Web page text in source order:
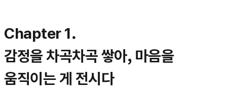
Chapter 1.
감정을 차곡차곡 쌓아, 마음을
움직이는 게 전시다